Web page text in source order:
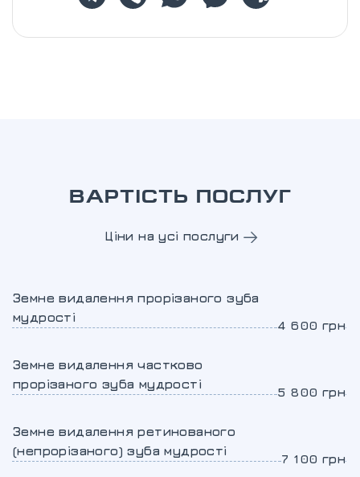
ВАРТІСТЬ ПОСЛУГ
Ціни на усі послуги
Земне видалення прорізаного зуба
мудрості
4 600 грн
Земне видалення частково
прорізаного зуба мудрості
5 800 грн
Земне видалення ретинованого
(непрорізаного) зуба мудрості
7 100 грн